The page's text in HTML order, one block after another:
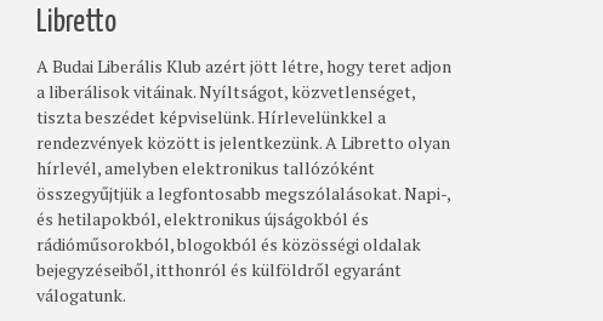
Libretto
A Budai Liberális Klub azért jött létre, hogy teret adjon
a liberálisok vitáinak. Nyíltságot, közvetlenséget,
tiszta beszédet képviselünk. Hírlevelünkkel a
rendezvények között is jelentkezünk. A Libretto olyan
hírlevél, amelyben elektronikus tallózóként
összegyűjtjük a legfontosabb megszólalásokat. Napi-,
és hetilapokból, elektronikus újságokból és
rádióműsorokból, blogokból és közösségi oldalak
bejegyzéseiből, itthonról és külföldről egyaránt
válogatunk.